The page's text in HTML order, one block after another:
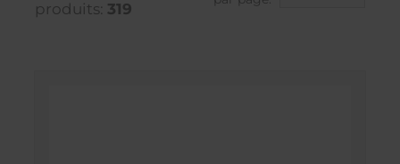
produits: 319